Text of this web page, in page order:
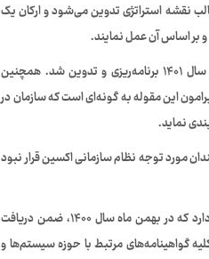
نقشه استراتژی تدوین می‌شود و ارکان یک
و بر اساس آن عمل نمایند.
در سال ۱۴۰۰ ضمن پیاده‌سازی مقوله بازنگری مدیریت فرایندها، برنامه جامع استراتژیک سازمان نیز برای سال ۱۴۰۱ برنامه‌ریزی و تدوین شد. همچنین
که اقدامات اساسی پیرامون این مقوله به گونه‌ای است که سازمان در
مورد توجه نظام سازمانی اکسین قرار نبود
بخش مهمی از حوزه سیستم‌ها و استراتژی سازمان مربوط به کسب استانداردها و گواهینامه‌ها اختصاص دارد که در بهمن ماه سال ۱۴۰۰، ضمن دریافت
گواهینامه‌های مرتبط با حوزه سیستم‌ها و